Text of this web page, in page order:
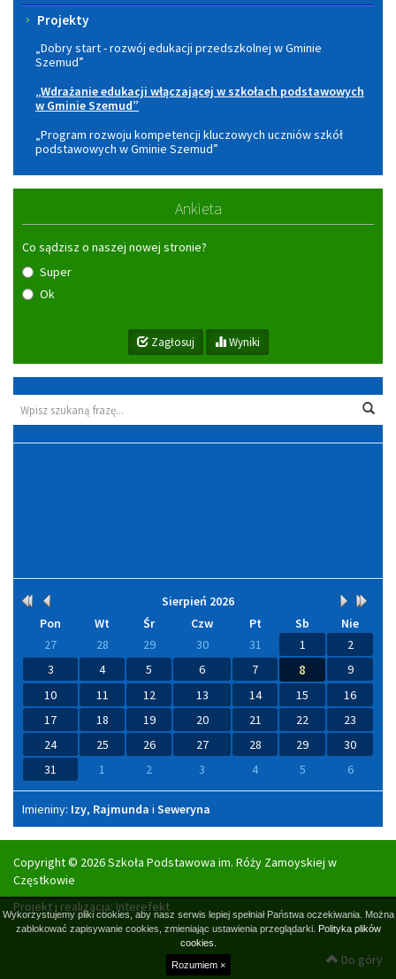
Projekty
„Dobry start - rozwój edukacji przedszkolnej w Gminie
Szemud”
„Wdrażanie edukacji włączającej w szkołach podstawowych
w Gminie Szemud”
„Program rozwoju kompetencji kluczowych uczniów szkół
podstawowych w Gminie Szemud”
Ankieta
Co sądzisz o naszej nowej stronie?
Super
Ok
Zagłosuj Wyniki
Wyszukiwarka
Kalendarium
Rok
wcześniej
Miesiąc
wcześniej
Sierpień 2026
Miesiąc
później
Rok
Pon Wt Śr Czw Pt Sb
Nie
27
28 29 30 31 1
2
3
4 5 6 7 8
9
10
11 12 13 14 15
16
17
18 19 20 21 22
23
24
25 26 27 28 29
30
31
1 2 3 4 5 6
Imieniny
Imieniny: Izy, Rajmunda i Seweryna
Copyright © 2026 Szkoła Podstawowa im. Róży Zamoyskiej w
Częstkowie
Projekt i realizacja: Interefekt
Do góry
Wykorzystujemy pliki cookies, aby nasz serwis lepiej spełniał Państwa oczekiwania. Można
zablokować zapisywanie cookies, zmieniając ustawienia przeglądarki. Polityka plików
cookies.
Rozumiem ×